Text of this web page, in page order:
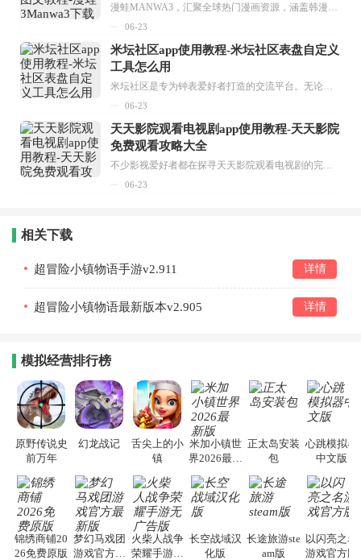
漫蛙MANWA3，汇聚全球热门漫画资源，涵盖韩漫、欧美漫画、国漫等多种类型，题材丰富多样，全方位满足用户阅读喜好。它不仅是阅读平台，更是创作平台，为广大用户打造零门槛创作环境。...
06-23
米坛社区app使用教程-米坛社区表盘自定义
工具怎么用
米坛社区是专为钟表爱好者打造的交流平台。无论你是初涉钟表领域的普通爱好者，还是拥有多年收藏经验的资深玩家，都能在此找到属于自己的天地。 无需注册，就能轻松参与其中。通过专业的讨论论坛与丰富的交互功能，你可与世界各地的钟表爱好者畅快交流。若你钟情于钟表，米坛社区无疑是值得一试的理想之选。在这里，你能获取最新的手表资讯，交流见解，提升鉴赏品味，让每一块手表都成为收藏故事中重要的一部分。感兴趣的朋友，不要错过下载机会。...
06-23
天天影院观看电视剧app使用教程-天天影院
免费观看攻略大全
不少影视爱好者都在探寻天天影院观看电视剧的完整方法，结合最新平台使用规则，本篇新手入门攻略全面讲解观看渠道、检索流程、播放设置以及画面模式调整等实用内容。全文适配手机、电脑等主流设备，步骤简洁易懂，无论是初次使用的新手，还是想要优化观影体验的用户，都能参照内容快速上手，熟练掌握平台各项操作技巧，轻松畅享影视内容。...
06-23
相关下载
超冒险小镇物语手游v2.911 详情
超冒险小镇物语最新版本v2.905 详情
模拟经营排行榜
原野传说史
前万年
幻龙战记
舌尖上的小
镇
米加小镇世
界2026最新
正太岛安装
包
心跳模拟器
中文版
锦绣商铺20
26免费原版
梦幻马戏团
游戏官方最
火柴人战争
荣耀手游无
长空战域汉
化版
长途旅游ste
am版
以闪亮之名
游戏官方版